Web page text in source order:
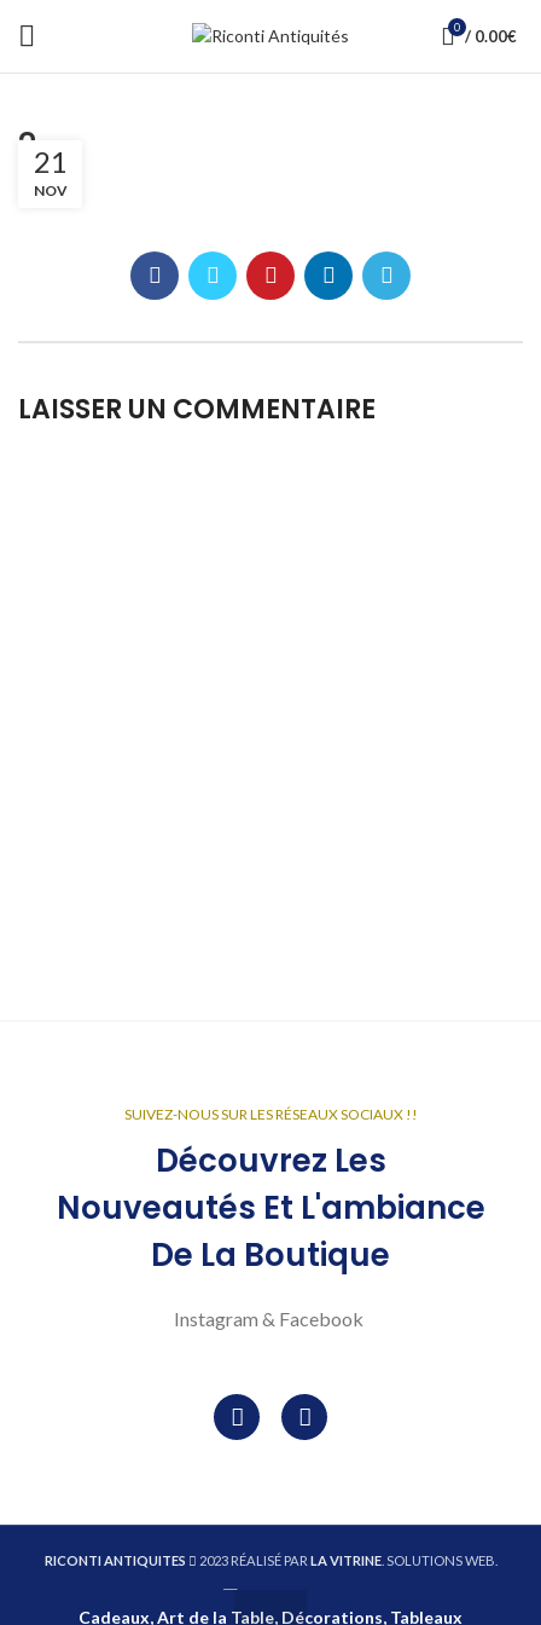
Cadeaux, Art de la Table, Décorations, Tableaux
0 / 0.00€
221
NOV
LAISSER UN COMMENTAIRE
SUIVEZ-NOUS SUR LES RÉSEAUX SOCIAUX !!
Découvrez Les
Nouveautés Et L'ambiance
De La Boutique
Instagram & Facebook
RICONTI ANTIQUITES 2023 RÉALISÉ PAR LA VITRINE. SOLUTIONS WEB.